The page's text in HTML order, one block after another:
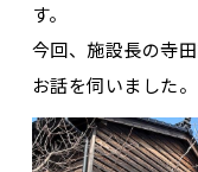
す。
今回、施設長の寺
お話を伺いました。